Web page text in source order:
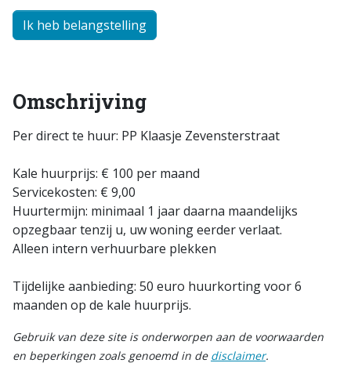
Ik heb belangstelling
Omschrijving
Per direct te huur: PP Klaasje Zevensterstraat
Kale huurprijs: € 100 per maand
Servicekosten: € 9,00
Huurtermijn: minimaal 1 jaar daarna maandelijks
opzegbaar tenzij u, uw woning eerder verlaat.
Alleen intern verhuurbare plekken
Tijdelijke aanbieding: 50 euro huurkorting voor 6
maanden op de kale huurprijs.
Gebruik van deze site is onderworpen aan de voorwaarden
en beperkingen zoals genoemd in de disclaimer.